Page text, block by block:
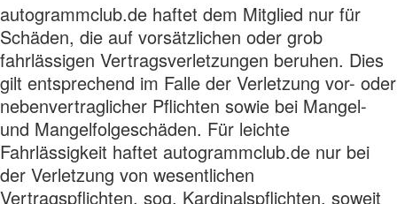
autogrammclub.de haftet dem Mitglied nur für
Schäden, die auf vorsätzlichen oder grob
fahrlässigen Vertragsverletzungen beruhen. Dies
gilt entsprechend im Falle der Verletzung vor- oder
nebenvertraglicher Pflichten sowie bei Mangel-
und Mangelfolgeschäden. Für leichte
Fahrlässigkeit haftet autogrammclub.de nur bei
der Verletzung von wesentlichen
Vertragspflichten, sog. Kardinalspflichten, soweit